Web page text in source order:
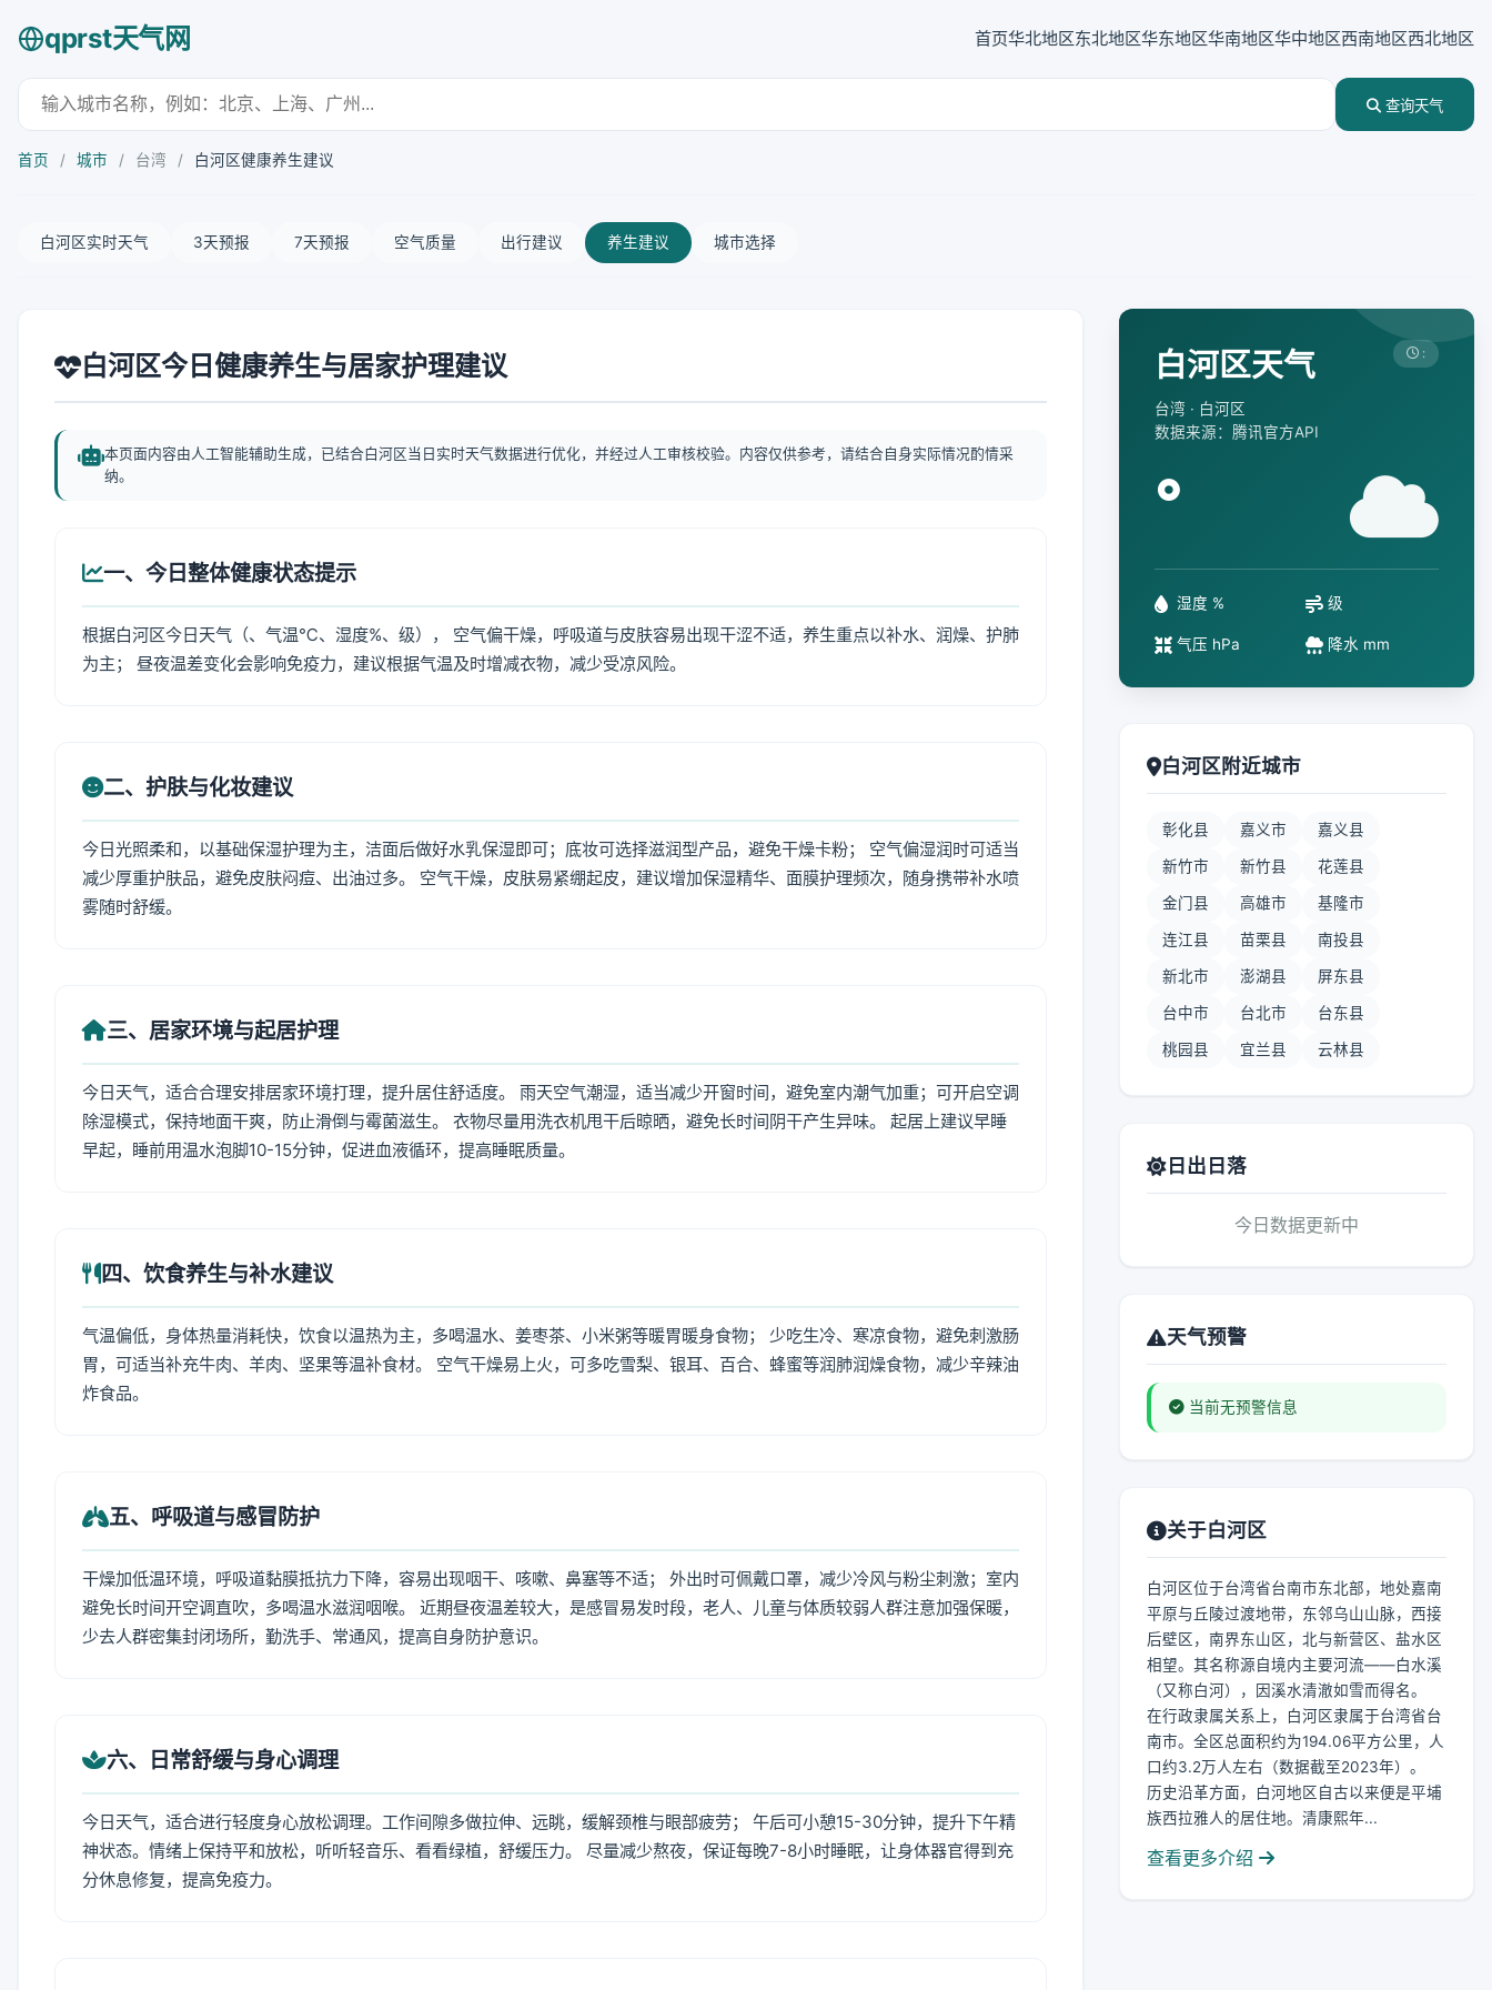
qprst天气网 首页华北地区东北地区华东地区华南地区华中地区西南地区西北地区
查询天气
首页 / 城市 / 台湾 / 白河区健康养生建议
白河区实时天气 3天预报 7天预报 空气质量 出行建议 养生建议 城市选择
白河区今日健康养生与居家护理建议
本页面内容由人工智能辅助生成，已结合白河区当日实时天气数据进行优化，并经过人工审核校验。内容仅供参考，请结合自身实际情况酌情采
纳。
一、今日整体健康状态提示
根据白河区今日天气（、气温℃、湿度%、级）， 空气偏干燥，呼吸道与皮肤容易出现干涩不适，养生重点以补水、润燥、护肺
为主； 昼夜温差变化会影响免疫力，建议根据气温及时增减衣物，减少受凉风险。
二、护肤与化妆建议
今日光照柔和，以基础保湿护理为主，洁面后做好水乳保湿即可；底妆可选择滋润型产品，避免干燥卡粉； 空气偏湿润时可适当
减少厚重护肤品，避免皮肤闷痘、出油过多。 空气干燥，皮肤易紧绷起皮，建议增加保湿精华、面膜护理频次，随身携带补水喷
雾随时舒缓。
三、居家环境与起居护理
今日天气，适合合理安排居家环境打理，提升居住舒适度。 雨天空气潮湿，适当减少开窗时间，避免室内潮气加重；可开启空调
除湿模式，保持地面干爽，防止滑倒与霉菌滋生。 衣物尽量用洗衣机甩干后晾晒，避免长时间阴干产生异味。 起居上建议早睡
早起，睡前用温水泡脚10-15分钟，促进血液循环，提高睡眠质量。
四、饮食养生与补水建议
气温偏低，身体热量消耗快，饮食以温热为主，多喝温水、姜枣茶、小米粥等暖胃暖身食物； 少吃生冷、寒凉食物，避免刺激肠
胃，可适当补充牛肉、羊肉、坚果等温补食材。 空气干燥易上火，可多吃雪梨、银耳、百合、蜂蜜等润肺润燥食物，减少辛辣油
炸食品。
五、呼吸道与感冒防护
干燥加低温环境，呼吸道黏膜抵抗力下降，容易出现咽干、咳嗽、鼻塞等不适； 外出时可佩戴口罩，减少冷风与粉尘刺激；室内
避免长时间开空调直吹，多喝温水滋润咽喉。 近期昼夜温差较大，是感冒易发时段，老人、儿童与体质较弱人群注意加强保暖，
少去人群密集封闭场所，勤洗手、常通风，提高自身防护意识。
六、日常舒缓与身心调理
今日天气，适合进行轻度身心放松调理。工作间隙多做拉伸、远眺，缓解颈椎与眼部疲劳； 午后可小憩15-30分钟，提升下午精
神状态。情绪上保持平和放松，听听轻音乐、看看绿植，舒缓压力。 尽量减少熬夜，保证每晚7-8小时睡眠，让身体器官得到充
分休息修复，提高免疫力。
白河区天气
台湾 · 白河区
数据来源：腾讯官方API
:
°
湿度 % 级
气压 hPa 降水 mm
白河区附近城市
彰化县 嘉义市 嘉义县
新竹市 新竹县 花莲县
金门县 高雄市 基隆市
连江县 苗栗县 南投县
新北市 澎湖县 屏东县
台中市 台北市 台东县
桃园县 宜兰县 云林县
日出日落
今日数据更新中
天气预警
当前无预警信息
关于白河区
白河区位于台湾省台南市东北部，地处嘉南
平原与丘陵过渡地带，东邻乌山山脉，西接
后壁区，南界东山区，北与新营区、盐水区
相望。其名称源自境内主要河流——白水溪
（又称白河），因溪水清澈如雪而得名。
在行政隶属关系上，白河区隶属于台湾省台
南市。全区总面积约为194.06平方公里，人
口约3.2万人左右（数据截至2023年）。
历史沿革方面，白河地区自古以来便是平埔
族西拉雅人的居住地。清康熙年...
查看更多介绍